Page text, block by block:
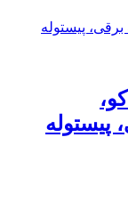
پیستوله